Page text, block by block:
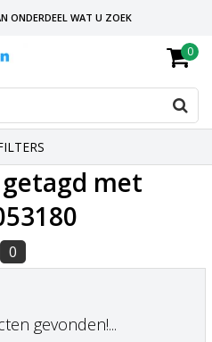
ONDERDEEL WAT U ZOEK
VANDAAG VERZONDEN
PEUGEOT
0
met
0
gevonden!...